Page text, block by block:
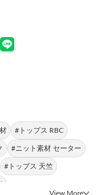
#トップス RBC
#ニット素材 セーター
#トップス 天竺
View More